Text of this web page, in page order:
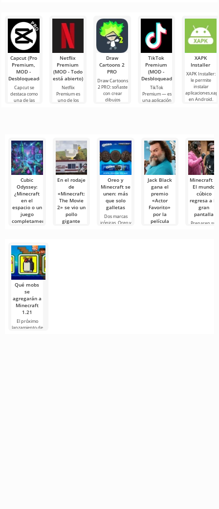
experimentadores
del mundo
cúbico! Hoy
decidí
ponerme mi
bata blanca
imaginaria (en
ayuda a
recolectar
elementos y
que
Minecraft
siempre está
ocurriendo
Sinceramente,
todavía estoy
temblando de
emoción
mientras
cualidad muy
importante
Capcut (Pro
Premium,
MOD -
Desbloqueado)
Capcut se
destaca como
una de las
Netflix
Premium
(MOD - Todo
está abierto)
Netflix
Premium es
uno de los
Draw
Cartoons 2
PRO
Draw Cartoons
2 PRO: soñaste
con crear
dibujos
TikTok
Premium
(MOD -
Desbloqueado)
TikTok
Premium — es
una aplicación
XAPK
Installer
XAPK Installer:
le permite
instalar
en Android.
Cubic
Odyssey:
¿Minecraft
en el
espacio o un
juego
completamente
sandbox de
ciencia ficción
En el rodaje
de
«Minecraft:
The Movie
2» se vio un
pollo
gigante
Oreo y
Minecraft se
unen: más
que solo
galletas
Dos marcas
icónicas, Oreo y
Jack Black
gana el
premio
«Actor
Favorito»
por la
película
Minecraft 2:
El mundo
cúbico
regresa a la
gran
pantalla
Preparen sus
Qué mobs
se
agregarán a
Minecraft
1.21
El próximo
lanzamiento de